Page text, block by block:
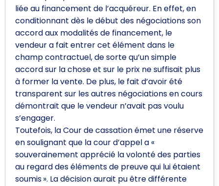
liée au financement de l’acquéreur. En effet, en
conditionnant dès le début des négociations son
accord aux modalités de financement, le
vendeur a fait entrer cet élément dans le
champ contractuel, de sorte qu’un simple
accord sur la chose et sur le prix ne suffisait plus
à former la vente. De plus, le fait d’avoir été
transparent sur les autres négociations en cours
démontrait que le vendeur n’avait pas voulu
s’engager.
Toutefois, la Cour de cassation émet une réserve
en soulignant que la cour d’appel a «
souverainement apprécié la volonté des parties
au regard des éléments de preuve qui lui étaient
soumis ». La décision aurait pu être différente